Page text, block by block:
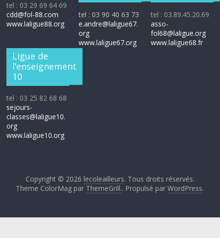
tel : 03 29 69 64 69
cdd@fol-88.com
www.laligue88.org
Ligue de
l’enseignement
10
tel : 03 25 82 68 68
sejours-
classes@laligue10.
org
www.laligue10.org
tel : 03 90 40 63 73
e.andre@laligue67.
org
www.laligue67.org
tel : 03.89.45.20.69
asso-
fol68@laligue.org
www.laligue68.fr
Copyright © 2026 lecoleailleurs. Tous droits réservés.
Theme ColorMag par ThemeGrill.. Propulsé parWordPress.